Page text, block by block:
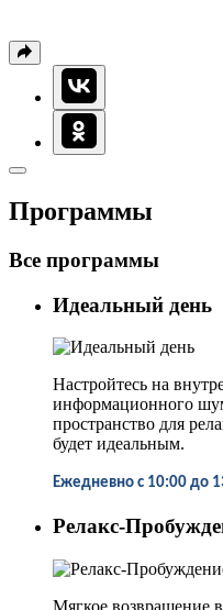
Программы
Все программы
Идеальный день
Настройтесь на
информационного
пространство для
будет идеальным.
Ежедневно с 10:00 до
Релакс-
Мягкое возвращение